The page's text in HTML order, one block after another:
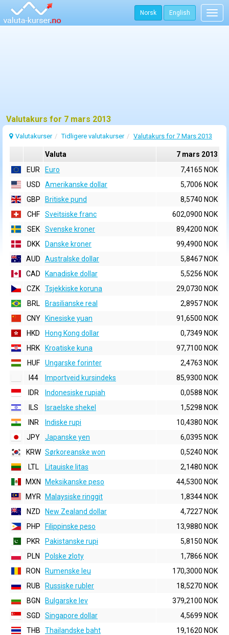
Norsk English
Valutakurs for 7 mars 2013
Valutakurser Tidligere valutakurser Valutakurs for 7 Mars 2013
Valuta
7 mars 2013
EUR
Euro
7,4165 NOK
USD
Amerikanske dollar
5,7006 NOK
GBP
Britiske pund
8,5740 NOK
CHF
Sveitsiske franc
602,0900 NOK
SEK
Svenske kroner
89,4200 NOK
DKK
Danske kroner
99,4900 NOK
AUD
Australske dollar
5,8467 NOK
CAD
Kanadiske dollar
5,5256 NOK
CZK
Tsjekkiske koruna
29,0730 NOK
BRL
Brasilianske real
2,8957 NOK
CNY
Kinesiske yuan
91,6500 NOK
HKD
Hong Kong dollar
0,7349 NOK
HRK
Kroatiske kuna
97,7100 NOK
HUF
Ungarske forinter
2,4763 NOK
I44
Importveid kursindeks
85,9300 NOK
IDR
Indonesiske rupiah
0,0588 NOK
ILS
Israelske shekel
1,5298 NOK
INR
Indiske rupi
10,4380 NOK
JPY
Japanske yen
6,0395 NOK
KRW Sørkoreanske won
0,5240 NOK
LTL
Litauiske litas
2,1480 NOK
MXN
Meksikanske peso
44,5300 NOK
MYR
Malaysiske ringgit
1,8344 NOK
NZD
New Zealand dollar
4,7227 NOK
PHP
Filippinske peso
13,9880 NOK
PKR
Pakistanske rupi
5,8150 NOK
PLN
Polske zloty
1,7866 NOK
RON
Rumenske leu
170,3000 NOK
RUB
Russiske rubler
18,5270 NOK
BGN
Bulgarske lev
379,2100 NOK
SGD
Singapore dollar
4,5699 NOK
THB
Thailandske baht
19,1620 NOK